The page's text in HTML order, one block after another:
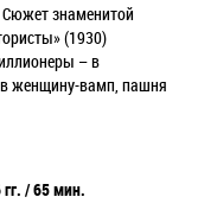
знаменитой
(1930)
– в
женщину-вамп, пашня
/ 65 мин.